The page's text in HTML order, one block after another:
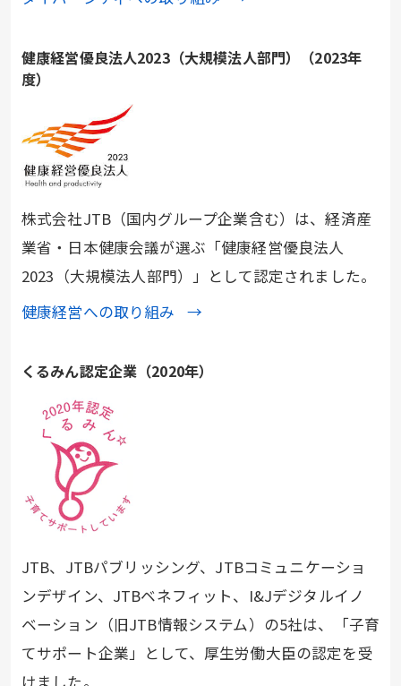
健康経営優良法人2023（大規模法人部門）（2023年
度）
株式会社JTB（国内グループ企業含む）は、経済産
業省・日本健康会議が選ぶ「健康経営優良法人
2023（大規模法人部門）」として認定されました。
健康経営への取り組み
くるみん認定企業（2020年）
JTB、JTBパブリッシング、JTBコミュニケーショ
ンデザイン、JTBベネフィット、I&Jデジタルイノ
ベーション（旧JTB情報システム）の5社は、「子育
てサポート企業」として、厚生労働大臣の認定を受